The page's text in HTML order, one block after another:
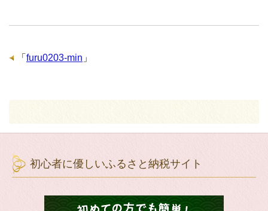
「 furu0203-min 」
初心者に優しいふるさと納税サイト